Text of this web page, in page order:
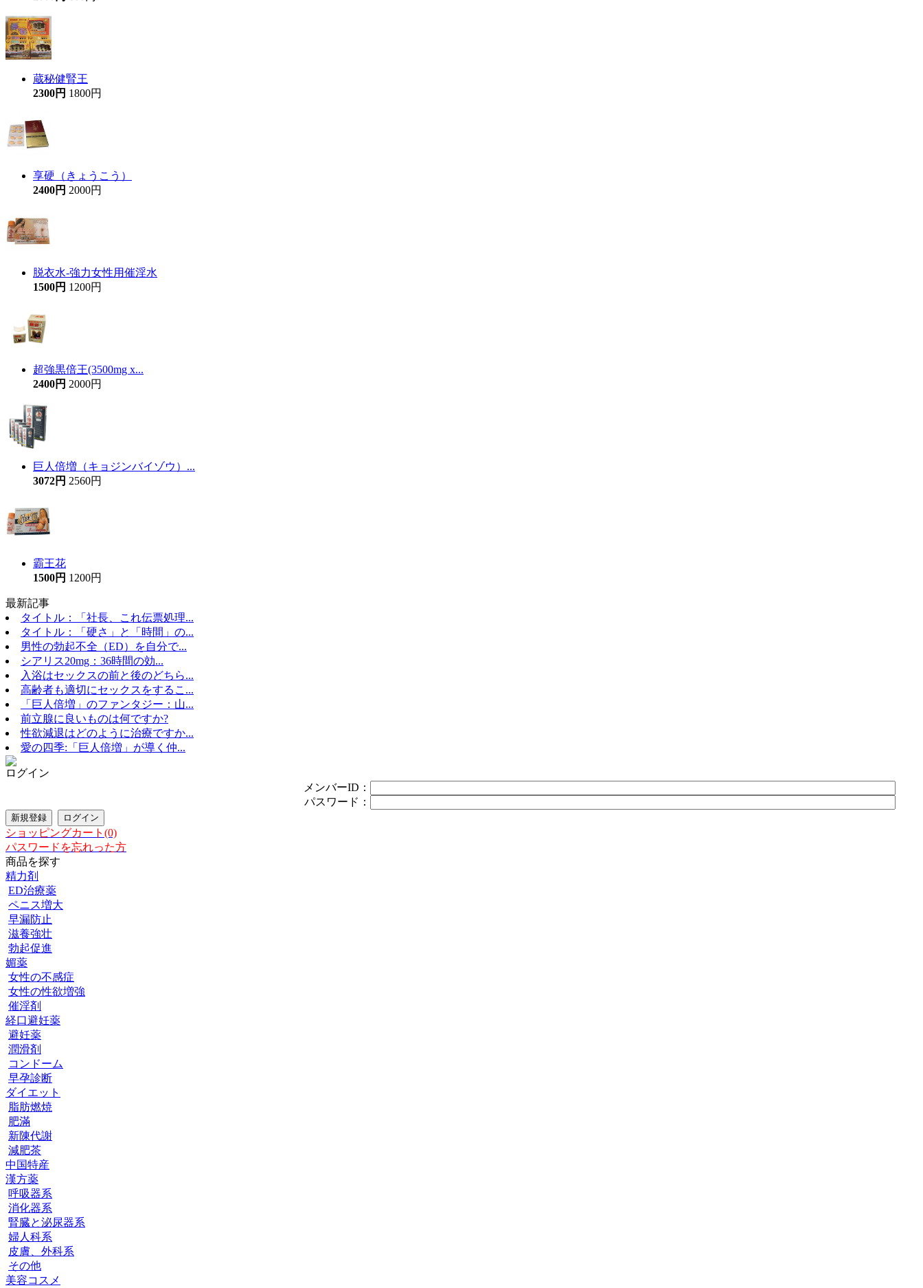
蔵秘健腎王
2300円 1800円
享硬（きょうこう）
2400円 2000円
脱衣水-強力女性用催淫水
1500円 1200円
超強黒倍王(3500mg x...
2400円 2000円
巨人倍増（キョジンバイゾウ）...
3072円 2560円
霸王花
1500円 1200円
最新記事
タイトル：「社長、これ伝票処理...
タイトル：「硬さ」と「時間」の...
男性の勃起不全（ED）を自分で...
シアリス20mg：36時間の効...
入浴はセックスの前と後のどちら...
高齢者も適切にセックスをするこ...
「巨人倍増」のファンタジー：山...
前立腺に良いものは何ですか?
性欲減退はどのように治療ですか...
愛の四季:「巨人倍増」が導く仲...
ログイン
メンバーID：
パスワード：
ショッピングカート(0)
パスワードを忘れった方
商品を探す
精力剤
ED治療薬
ペニス増大
早漏防止
滋養強壮
勃起促進
媚薬
女性の不感症
女性の性欲増強
催淫剤
経口避妊薬
避妊薬
潤滑剤
コンドーム
早孕診断
ダイエット
脂肪燃焼
肥滿
新陳代謝
減肥茶
中国特産
漢方薬
呼吸器系
消化器系
腎臓と泌尿器系
婦人科系
皮膚、外科系
その他
美容コスメ